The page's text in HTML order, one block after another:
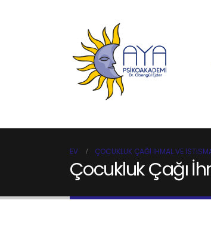
EV ÇOCUKLUK ÇAĞI İHMAL VE
Çocukluk Çağı